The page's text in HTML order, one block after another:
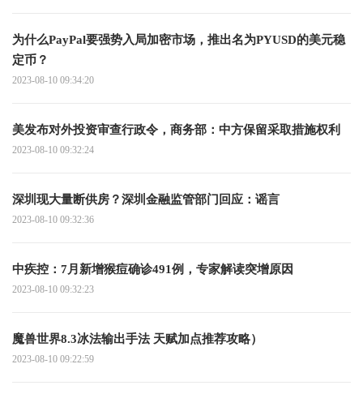
为什么PayPal要强势入局加密市场，推出名为PYUSD的美元稳
定币？
2023-08-10 09:34:20
美发布对外投资审查行政令，商务部：中方保留采取措施权利
2023-08-10 09:32:24
深圳现大量断供房？深圳金融监管部门回应：谣言
2023-08-10 09:32:36
中疾控：7月新增猴痘确诊491例，专家解读突增原因
2023-08-10 09:32:23
魔兽世界8.3冰法输出手法 天赋加点推荐攻略）
2023-08-10 09:22:59